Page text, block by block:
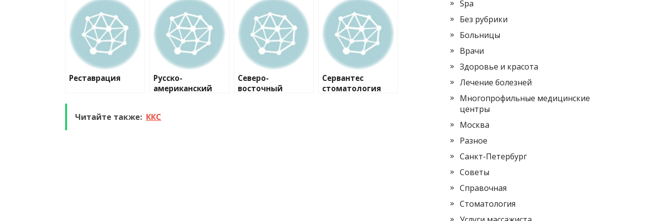
Реставрация
Русско-
американский
корпорация
Северо-
восточный
Сервантес
стоматология
Читайте также: ККС
Spa
Без рубрики
Больницы
Врачи
Здоровье и красота
Лечение болезней
Многопрофильные медицинские
центры
Москва
Разное
Санкт-Петербург
Советы
Справочная
Стоматология